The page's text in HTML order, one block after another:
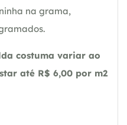
na grama,
costuma variar ao
até R$ 6,00 por m2